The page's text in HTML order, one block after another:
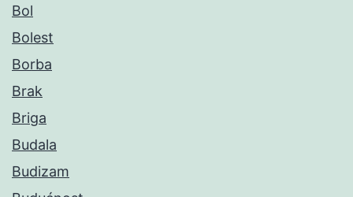
Bol
Bolest
Borba
Brak
Briga
Budala
Budizam